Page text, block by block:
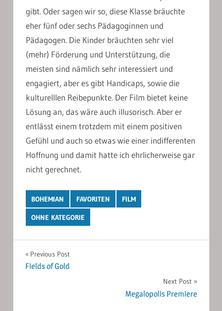
gibt. Oder sagen wir so, diese Klasse bräuchte
eher fünf oder sechs Pädagoginnen und
Pädagogen. Die Kinder bräuchten sehr viel
(mehr) Förderung und Unterstützung, die
meisten sind nämlich sehr interessiert und
engagiert, aber es gibt Handicaps, sowie die
kulturelllen Reibepunkte. Der Film bietet keine
Lösung an, das wäre auch illusorisch. Aber er
entlässt einem trotzdem mit einem positiven
Gefühl und auch so etwas wie einer indifferenten
Hoffnung und damit hatte ich ehrlicherweise gar
nicht gerechnet.
BOHEMIAN FAVORITEN FILM
OHNE KATEGORIE
Post
Previous Post
Fields of Gold
Next Post
Megalopolis Premiere